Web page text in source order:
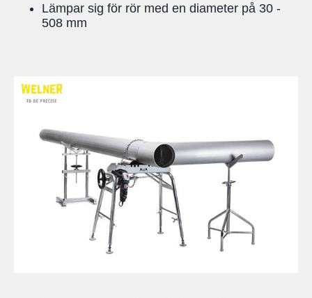
Lämpar sig för rör med en diameter på 30 -
508 mm